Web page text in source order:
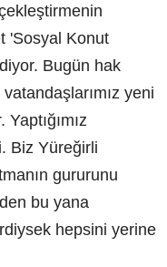
'Sosyal Konut
Bugün hak
yeni
Biz Yüreğirli
gururunu
bu yana
hepsini yerine